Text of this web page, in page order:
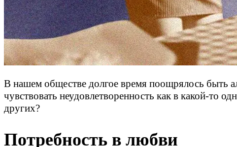
В нашем обществе долгое время поощрялось быть
чувствовать неудовлетворенность как в какой-то
других?
Потребность в любви